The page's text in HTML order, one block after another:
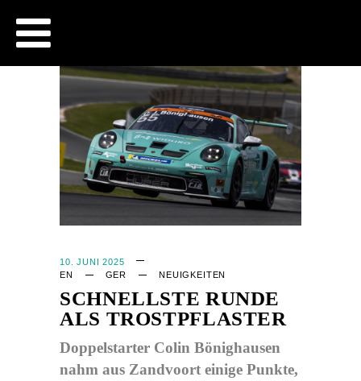
10. JUNI 2025
EN
GER NEUIGKEITEN
SCHNELLSTE RUNDE
ALS TROSTPFLASTER
Doppelstarter Colin Bönighausen
nahm aus Zandvoort einige Punkte,